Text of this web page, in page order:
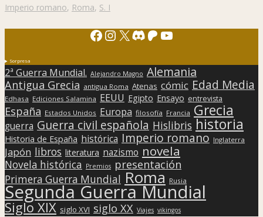
Imperio romano, Roma, S. I
Facebook
Instagram
X Discord
Patreon
YouTube
Sorpresa
2ª Guerra Mundial. Alejandro Magno Alemania
Antigua Grecia antigua Roma Atenas cómic Edad Media
Edhasa Ediciones Salamina EEUU Egipto Ensayo entrevista
España Estados Unidos Europa filosofía Francia Grecia
guerra Guerra civil española Hislibris historia
Historia de España histórica Imperio romano Inglaterra
Japón libros literatura nazismo novela
Novela histórica Premios presentación
Primera Guerra Mundial Roma Rusia
Segunda Guerra Mundial
Siglo XIX siglo XVI siglo XX Viajes vikingos